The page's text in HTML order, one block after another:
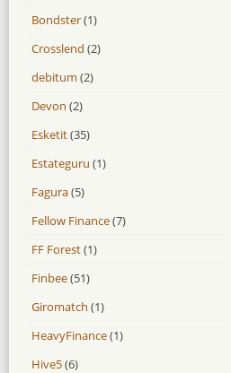
Bondster(1)
Crosslend (2)
debitum (2)
Devon (2)
Esketit(35)
Estateguru (1)
Fagura(5)
Fellow Finance(7)
FF Forest(1)
Finbee(51)
Giromatch (1)
HeavyFinance(1)
Hive5(6)